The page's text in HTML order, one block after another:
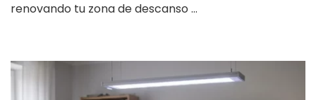
renovando tu zona de descanso …